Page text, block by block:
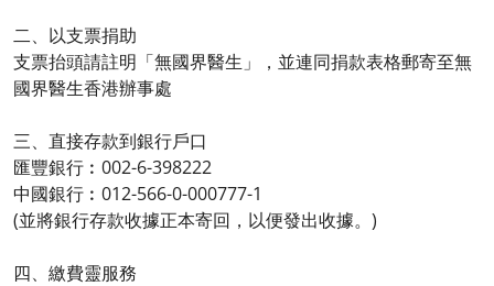
二、以支票捐助
支票抬頭請註明「無國界醫生」，並連同捐款表格郵寄至無
國界醫生香港辦事處
三、直接存款到銀行戶口
匯豐銀行︰002-6-398222
中國銀行︰012-566-0-000777-1
(並將銀行存款收據正本寄回，以便發出收據。)
四、繳費靈服務